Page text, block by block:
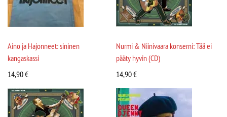
Aino ja Hajonneet: sininen
kangaskassi
14,90€
Nurmi & Niinivaara konserni: Tää ei
pääty hyvin (CD)
14,90€